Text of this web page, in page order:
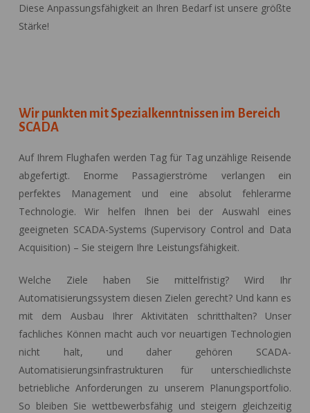
Diese Anpassungsfähigkeit an Ihren Bedarf ist unsere größte
Stärke!
Wir punkten mit Spezialkenntnissen im Bereich
SCADA
Auf Ihrem Flughafen werden Tag für Tag unzählige Reisende
abgefertigt. Enorme Passagierströme verlangen ein
perfektes Management und eine absolut fehlerarme
Technologie. Wir helfen Ihnen bei der Auswahl eines
geeigneten SCADA-Systems (Supervisory Control and Data
Acquisition) – Sie steigern Ihre Leistungsfähigkeit.
Welche Ziele haben Sie mittelfristig? Wird Ihr
Automatisierungssystem diesen Zielen gerecht? Und kann es
mit dem Ausbau Ihrer Aktivitäten schritthalten? Unser
fachliches Können macht auch vor neuartigen Technologien
nicht halt, und daher gehören SCADA-
Automatisierungsinfrastrukturen für unterschiedlichste
betriebliche Anforderungen zu unserem Planungsportfolio.
So bleiben Sie wettbewerbsfähig und steigern gleichzeitig